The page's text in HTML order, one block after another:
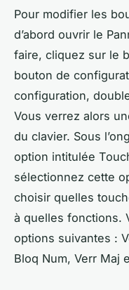
Pour modifier les
d’abord ouvrir le
faire, cliquez sur le
bouton de
configuration,
Vous verrez alors
du clavier. Sous
option intitulée
sélectionnez cette
choisir quelles
à quelles fonctions.
options suivantes :
Bloq Num, Verr Maj